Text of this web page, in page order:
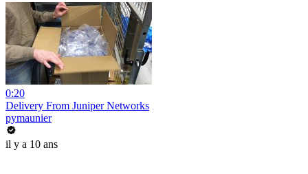
0:20
Delivery From Juniper Networks
pymaunier
il y a 10 ans